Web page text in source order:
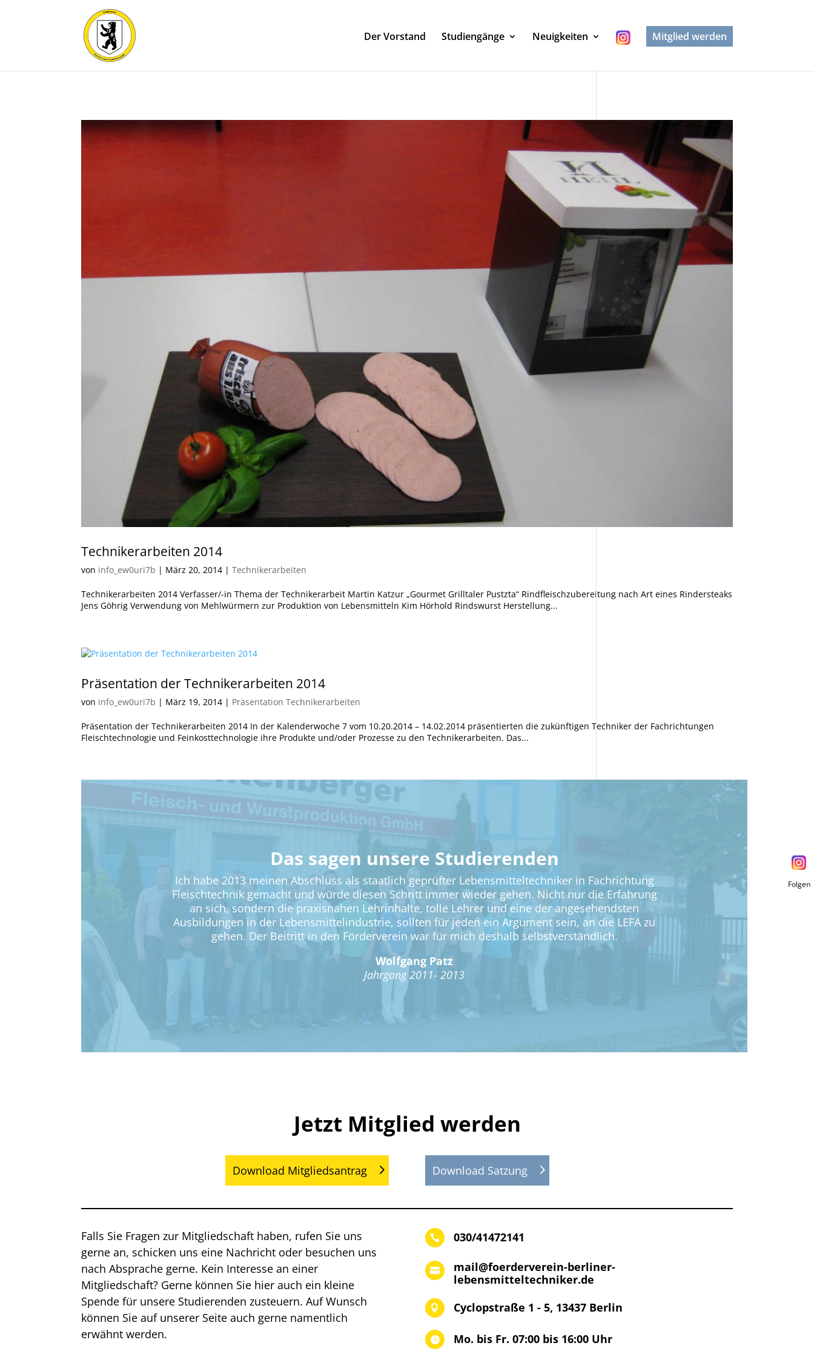
Der Vorstand Studiengänge Neuigkeiten Mitglied werden
Technikerarbeiten 2014
von info_ew0uri7b | März 20, 2014 |Technikerarbeiten
Technikerarbeiten 2014 Verfasser/-in Thema der Technikerarbeit Martin Katzur „Gourmet Grilltaler Pustzta“ Rindfleischzubereitung nach Art eines Rindersteaks
Jens Göhrig Verwendung von Mehlwürmern zur Produktion von Lebensmitteln Kim Hörhold Rindswurst Herstellung...
Präsentation der Technikerarbeiten 2014
von info_ew0uri7b | März 19, 2014 | Präsentation Technikerarbeiten
Präsentation der Technikerarbeiten 2014 In der Kalenderwoche 7 vom 10.20.2014 – 14.02.2014 präsentierten die zukünftigen Techniker der Fachrichtungen
Fleischtechnologie und Feinkosttechnologie ihre Produkte und/oder Prozesse zu den Technikerarbeiten. Das...
Das sagen unsere Studierenden
Ich habe 2013 meinen Abschluss als staatlich geprüfter Lebensmitteltechniker in Fachrichtung
Fleischtechnik gemacht und würde diesen Schritt immer wieder gehen. Nicht nur die Erfahrung
an sich, sondern die praxisnahen Lehrinhalte, tolle Lehrer und eine der angesehendsten
Ausbildungen in der Lebensmittelindustrie, sollten für jeden ein Argument sein, an die LEFA zu
gehen. Der Beitritt in den Förderverein war für mich deshalb selbstverständlich.
Wolfgang Patz
Jahrgang 2011- 2013
Jetzt Mitglied werden
Download Mitgliedsantrag Download Satzung
Falls Sie Fragen zur Mitgliedschaft haben, rufen Sie uns
gerne an, schicken uns eine Nachricht oder besuchen uns
nach Absprache gerne. Kein Interesse an einer
Mitgliedschaft? Gerne können Sie hier auch ein kleine
Spende für unsere Studierenden zusteuern. Auf Wunsch
können Sie auf unserer Seite auch gerne namentlich
erwähnt werden.
 030/41472141

mail@foerderverein-berliner-
lebensmitteltechniker.de
 Cyclopstraße 1 - 5, 13437 Berlin
 Mo. bis Fr. 07:00 bis 16:00 Uhr
Folgen